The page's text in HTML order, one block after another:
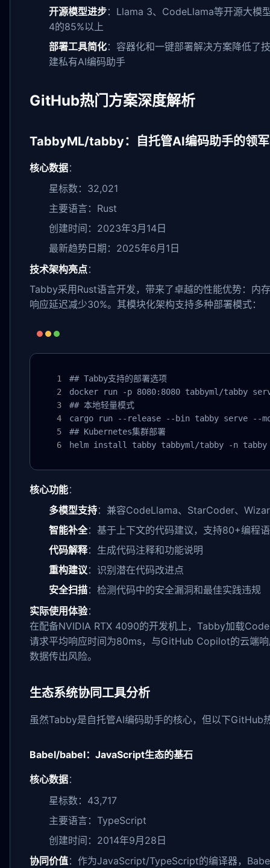
开源模型进步：Llama 3、CodeLlama等开源大模
4的85%以上
部署工具简化：容器化和一键部署解决方案降低了
建私有AI编码助手
GitHub热门方案深度解析
TabbyML/tabby：自托管AI编码助手的领
核心数据：
星标数：32,021
主要语言：Rust
创建时间：2023年3月14日
最新趋势日期：2025年6月1日
技术架构亮点：
Tabby采用Rust语言开发，带来了卓越的性能优势：内
响应延迟减少30%。其模块化架构支持多种部署模式：
## Tabby支持的部署选项
docker run -p 8080:8080 tabbyml/tabby
## 本地轻量模式
cargo run --release --bin tabby serve --
## Kubernetes集群部署
helm install tabby tabbyml/tabby -n tabby
核心功能：
多模型支持：兼容CodeLlama、StarCoder、
智能补全：基于上下文的代码建议，支持80+编程
代码解释：生成代码注释和功能说明
重构建议：识别潜在代码改进点
安全扫描：检测代码中的安全漏洞和最佳实践违规
实际使用体验：
在配备NVIDIA RTX 4090的开发机上，Tabby加载
请求平均响应时间为80ms，与GitHub Copilot的云端
数据传出风险。
生态系统协同工具分析
虽然Tabby是自托管AI编码助手的核心，但以下GitHub
Babel/babel：JavaScript生态的基石
核心数据：
星标数：43,717
主要语言：TypeScript
创建时间：2014年9月28日
协同价值：作为JavaScript/TypeScript的编译器，